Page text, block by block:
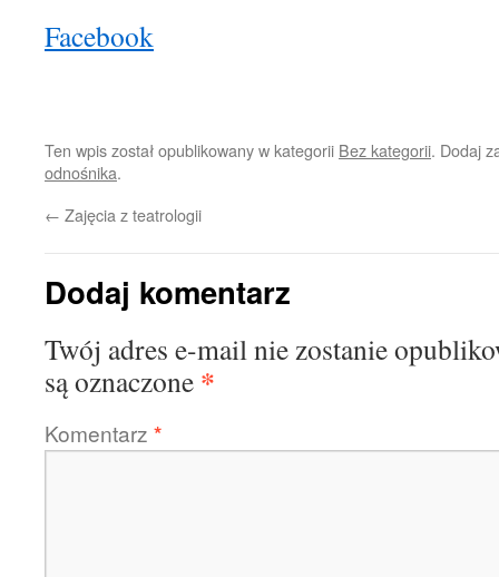
Facebook
Ten wpis został opublikowany w kategorii Bez kategorii. Dodaj
odnośnika.
← Zajęcia z teatrologii
Dodaj komentarz
Twój adres e-mail nie zostanie
są oznaczone *
Komentarz *